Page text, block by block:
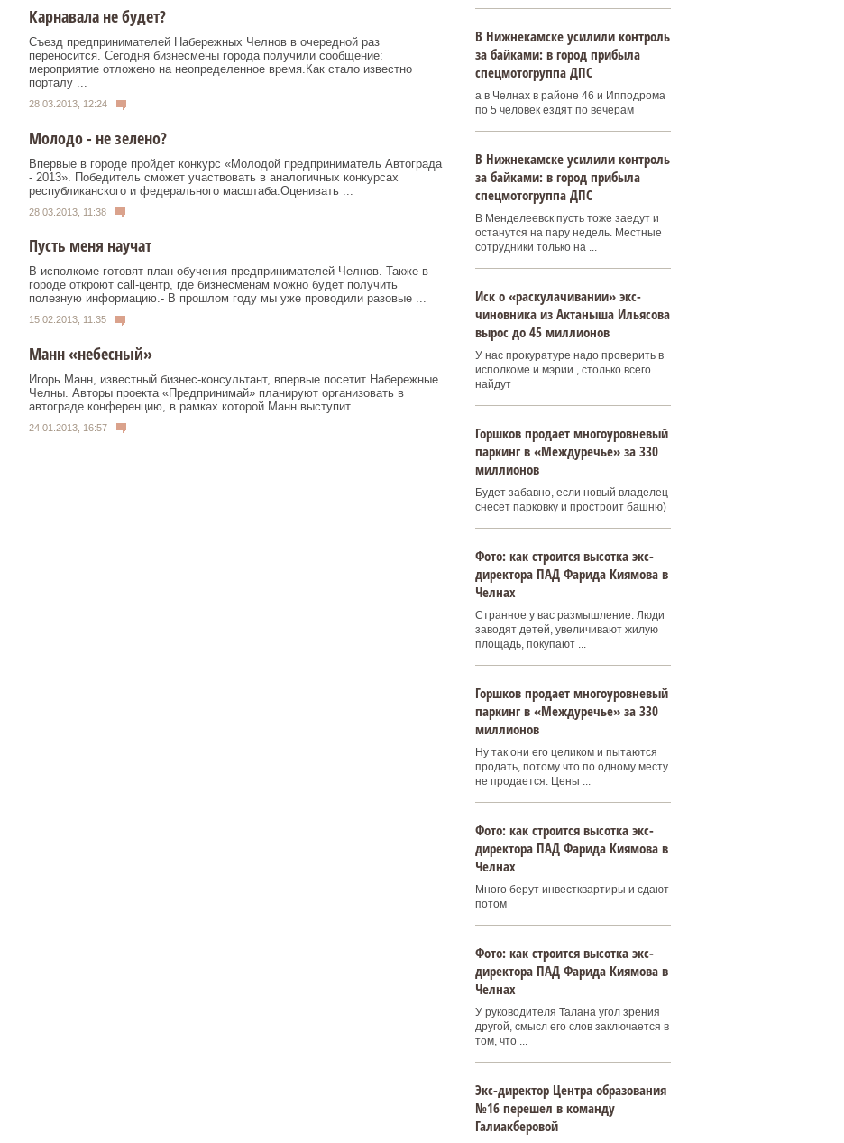
Карнавала не будет?
Съезд предпринимателей Набережных Челнов в очередной раз
переносится. Сегодня бизнесмены города получили сообщение:
мероприятие отложено на неопределенное время.Как стало известно
порталу ...
28.03.2013, 12:24
Молодо - не зелено?
Впервые в городе пройдет конкурс «Молодой предприниматель Автограда
- 2013». Победитель сможет участвовать в аналогичных конкурсах
республиканского и федерального масштаба.Оценивать ...
28.03.2013, 11:38
Пусть меня научат
В исполкоме готовят план обучения предпринимателей Челнов. Также в
городе откроют call-центр, где бизнесменам можно будет получить
полезную информацию.- В прошлом году мы уже проводили разовые ...
15.02.2013, 11:35
Манн «небесный»
Игорь Манн, известный бизнес-консультант, впервые посетит Набережные
Челны. Авторы проекта «Предпринимай» планируют организовать в
автограде конференцию, в рамках которой Манн выступит ...
24.01.2013, 16:57
В Нижнекамске усилили контроль
за байками: в город прибыла
спецмотогруппа ДПС
а в Челнах в районе 46 и Ипподрома
по 5 человек ездят по вечерам
В Нижнекамске усилили контроль
за байками: в город прибыла
спецмотогруппа ДПС
В Менделеевск пусть тоже заедут и
останутся на пару недель. Местные
сотрудники только на ...
Иск о «раскулачивании» экс-
чиновника из Актаныша Ильясова
вырос до 45 миллионов
У нас прокуратуре надо проверить в
исполкоме и мэрии , столько всего
найдут
Горшков продает многоуровневый
паркинг в «Междуречье» за 330
миллионов
Будет забавно, если новый владелец
снесет парковку и простроит башню)
Фото: как строится высотка экс-
директора ПАД Фарида Киямова в
Челнах
Странное у вас размышление. Люди
заводят детей, увеличивают жилую
площадь, покупают ...
Горшков продает многоуровневый
паркинг в «Междуречье» за 330
миллионов
Ну так они его целиком и пытаются
продать, потому что по одному месту
не продается. Цены ...
Фото: как строится высотка экс-
директора ПАД Фарида Киямова в
Челнах
Много берут инвестквартиры и сдают
потом
Фото: как строится высотка экс-
директора ПАД Фарида Киямова в
Челнах
У руководителя Талана угол зрения
другой, смысл его слов заключается в
том, что ...
Экс-директор Центра образования
№16 перешел в команду
Галиакберовой